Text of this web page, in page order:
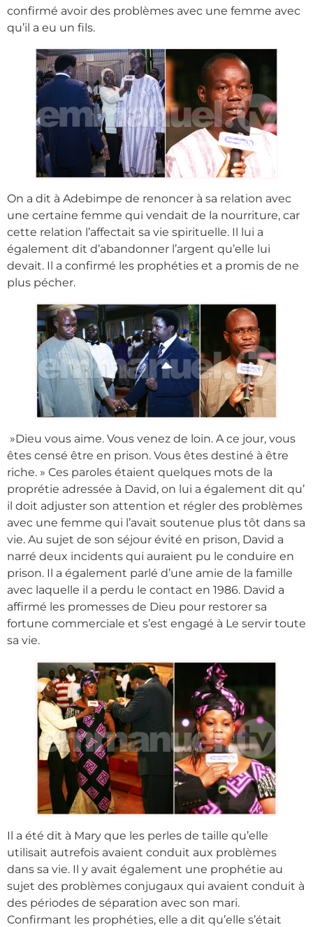
confirmé avoir des problèmes avec une femme avec
qu’il a eu un fils.
On a dit à Adebimpe de renoncer à sa relation avec
une certaine femme qui vendait de la nourriture, car
cette relation l’affectait sa vie spirituelle. Il lui a
également dit d’abandonner l’argent qu’elle lui
devait. Il a confirmé les prophéties et a promis de ne
plus pécher.
»Dieu vous aime. Vous venez de loin. A ce jour, vous
êtes censé être en prison. Vous êtes destiné à être
riche. » Ces paroles étaient quelques mots de la
proprétie adressée à David, on lui a également dit qu’
il doit adjuster son attention et régler des problèmes
avec une femme qui l’avait soutenue plus tôt dans sa
vie. Au sujet de son séjour évité en prison, David a
narré deux incidents qui auraient pu le conduire en
prison. Il a également parlé d’une amie de la famille
avec laquelle il a perdu le contact en 1986. David a
affirmé les promesses de Dieu pour restorer sa
fortune commerciale et s’est engagé à Le servir toute
sa vie.
Il a été dit à Mary que les perles de taille qu’elle
utilisait autrefois avaient conduit aux problèmes
dans sa vie. Il y avait également une prophétie au
sujet des problèmes conjugaux qui avaient conduit à
des périodes de séparation avec son mari.
Confirmant les prophéties, elle a dit qu’elle s’était